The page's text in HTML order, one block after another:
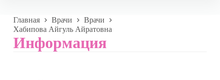
Главная Врачи
Врачи
Хабипова Айгуль Айратовна
Информация